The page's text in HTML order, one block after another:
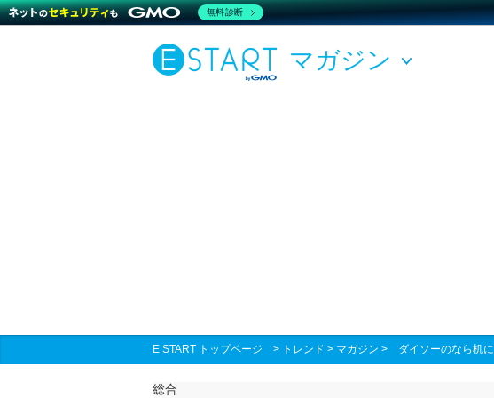
マガジン
E START トップページ > トレンド > マガジン > ダイソーのなら机
総合
無料診断